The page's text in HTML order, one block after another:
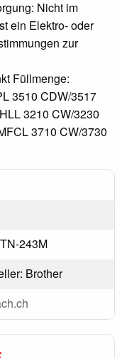
Nicht im
ein Elektro- oder
zur
Füllmenge:
3510 CDW/3517
3210 CW/3230
3710 CW/3730
243M
Brother